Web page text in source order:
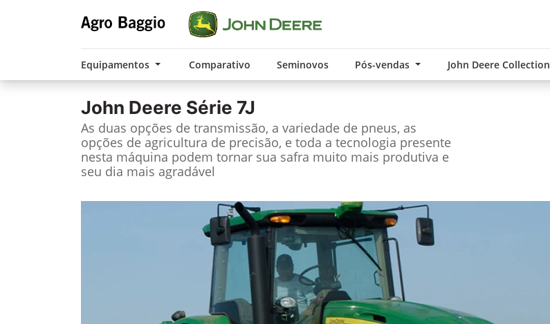
Equipamentos Comparativo Seminovos Pós-vendas John Deere Collection
John Deere Série 7J
As duas opções de transmissão, a variedade de pneus, as
opções de agricultura de precisão, e toda a tecnologia presente
nesta máquina podem tornar sua safra muito mais produtiva e
seu dia mais agradável